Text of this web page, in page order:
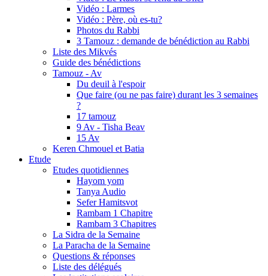
Vidéo : Larmes
Vidéo : Père, où es-tu?
Photos du Rabbi
3 Tamouz : demande de bénédiction au Rabbi
Liste des Mikvés
Guide des bénédictions
Tamouz - Av
Du deuil à l'espoir
Que faire (ou ne pas faire) durant les 3 semaines
?
17 tamouz
9 Av - Tisha Beav
15 Av
Keren Chmouel et Batia
Etude
Etudes quotidiennes
Hayom yom
Tanya Audio
Sefer Hamitsvot
Rambam 1 Chapitre
Rambam 3 Chapitres
La Sidra de la Semaine
La Paracha de la Semaine
Questions & réponses
Liste des délégués